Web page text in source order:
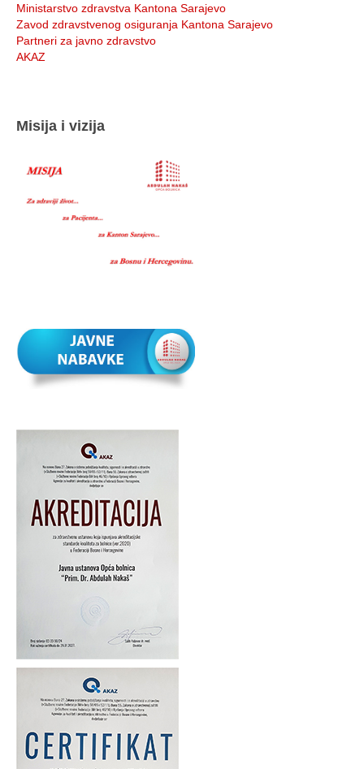
Ministarstvo zdravstva Kantona Sarajevo
Zavod zdravstvenog osiguranja Kantona Sarajevo
Partneri za javno zdravstvo
AKAZ
Misija i vizija